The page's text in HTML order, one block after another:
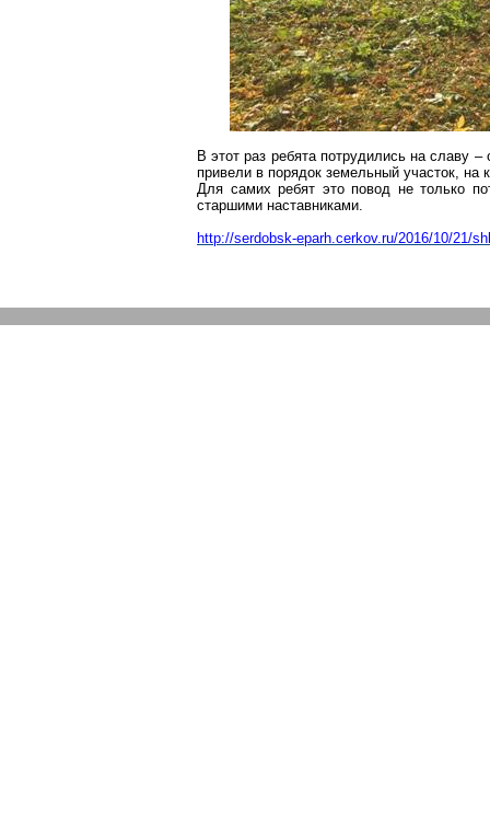
В этот раз ребята потрудились на славу
привели в порядок земельный участок, на
Для самих ребят это повод не только
старшими наставниками.
http://serdobsk-eparh.cerkov.ru/2016/10/21/